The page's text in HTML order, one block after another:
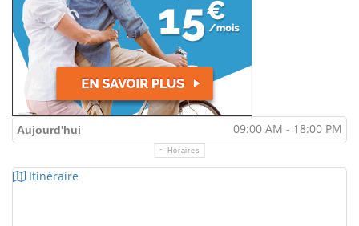
Aujourd'hui 09:00 AM - 18:00 PM
Horaires
Itinéraire